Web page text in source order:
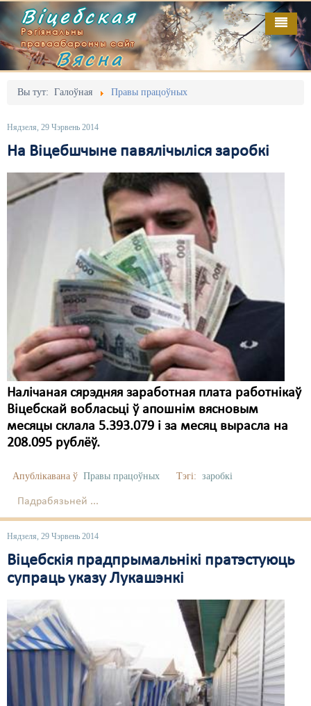
Віцебская
Рэгіянальны
праваабарончы сайт
Вясна
Вы тут: Галоўная Правы працоўных
Нядзеля, 29 Чэрвень 2014
На Віцебшчыне павялічыліся заробкі
Налічаная сярэдняя заработная плата работнікаў
Віцебскай вобласьці ў апошнім вясновым
месяцы склала 5.393.079 і за месяц вырасла на
208.095 рублёў.
Апублікавана ў Правы працоўных Тэгі: заробкі
Падрабязьней ...
Нядзеля, 29 Чэрвень 2014
Віцебскія прадпрымальнікі пратэстуюць
супраць указу Лукашэнкі
Галоўная
Адміністрацыйны перасьлед
Безбар'ернае асяродзьдзе
Выбары
Грамадзянскія ініцыятывы
Дыскрымінацыя
Затрыманьні
Карная псыхіятрыя
КПЧ ААН
Культурныя правы
ЛПП
Мігранты
Мірныя сходы
Палітвязьні
Праваабаронцы
Правы дзіцяці
Пэнітэнцыярная сыстэма
Рознае
Свабода слова
Свабода сумленьня
Выданьні
Кантакт
Пра нас
RSS